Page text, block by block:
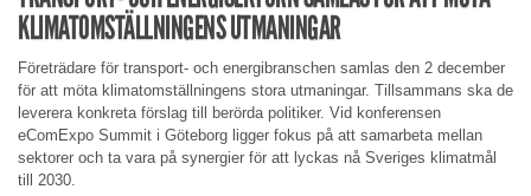
KLIMATOMSTÄLLNINGENS UTMANINGAR
Företrädare för transport- och energibranschen samlas den 2 december
för att möta klimatomställningens stora utmaningar. Tillsammans ska de
leverera konkreta förslag till berörda politiker. Vid konferensen
eComExpo Summit i Göteborg ligger fokus på att samarbeta mellan
sektorer och ta vara på synergier för att lyckas nå Sveriges klimatmål
till 2030.